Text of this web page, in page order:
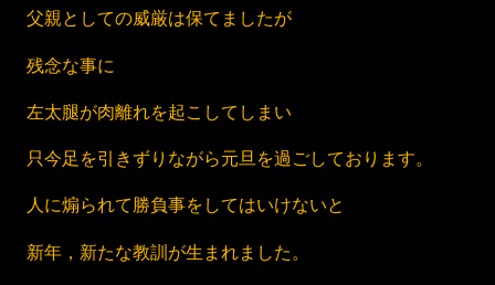
父親としての威厳は保てましたが
残念な事に
左太腿が肉離れを起こしてしまい
只今足を引きずりながら元旦を過ごしております。
人に煽られて勝負事をしてはいけないと
新年，新たな教訓が生まれました。